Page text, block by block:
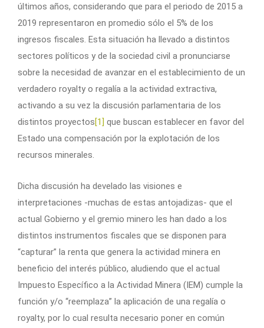
últimos años, considerando que para el periodo de 2015 a
2019 representaron en promedio sólo el 5% de los
ingresos fiscales. Esta situación ha llevado a distintos
sectores políticos y de la sociedad civil a pronunciarse
sobre la necesidad de avanzar en el establecimiento de un
verdadero royalty o regalía a la actividad extractiva,
activando a su vez la discusión parlamentaria de los
distintos proyectos[1] que buscan establecer en favor del
Estado una compensación por la explotación de los
recursos minerales.
Dicha discusión ha develado las visiones e
interpretaciones -muchas de estas antojadizas- que el
actual Gobierno y el gremio minero les han dado a los
distintos instrumentos fiscales que se disponen para
“capturar” la renta que genera la actividad minera en
beneficio del interés público, aludiendo que el actual
Impuesto Específico a la Actividad Minera (IEM) cumple la
función y/o “reemplaza” la aplicación de una regalía o
royalty, por lo cual resulta necesario poner en común